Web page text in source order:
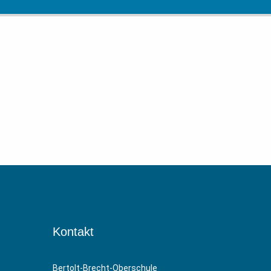
Kontakt
Bertolt-Brecht-Oberschule